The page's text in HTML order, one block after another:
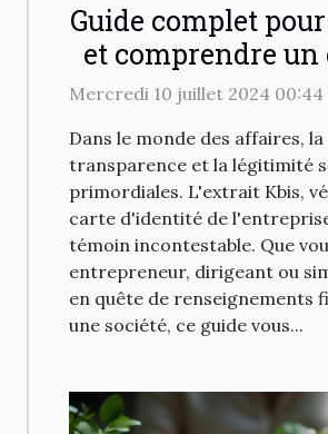
Guide complet
et comprendre
Kbis en ligne
Mercredi 10 juillet 2024 00:44
Dans le monde des affaires, la
transparence et la légitimité
primordiales. L'extrait Kbis,
carte d'identité de
témoin incontestable. Que
entrepreneur, dirigeant ou
en quête de renseignements
une société, ce guide vous...